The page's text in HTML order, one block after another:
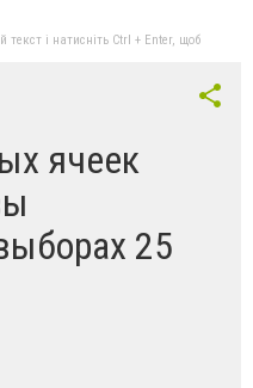
текст і натисніть Ctrl + Enter, щоб
ячеек
25